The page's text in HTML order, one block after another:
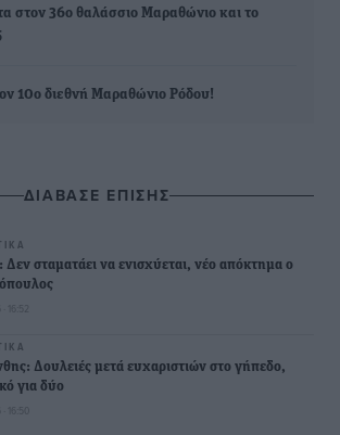
στον 36ο θαλάσσιο Μαραθώνιο και το
10ο διεθνή Μαραθώνιο Ρόδου!
ΔΙΑΒΑΣΕ ΕΠΙΣΗΣ
σταματάει να ενισχύεται, νέο απόκτημα ο
16:52
Δουλειές μετά ευχαριστιών στο γήπεδο,
για δύο
16:50